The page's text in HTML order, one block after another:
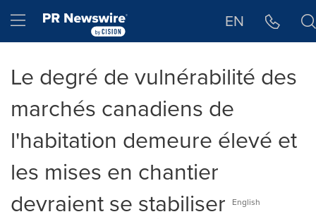
Hamburger menu EN
Le degré de vulnérabilité des
marchés canadiens de
l'habitation demeure élevé et
les mises en chantier
devraient se stabiliser
English